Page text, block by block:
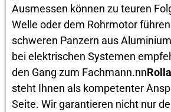
Ausmessen können zu teuren
Welle oder dem Rohrmotor
schweren Panzern aus
bei elektrischen Systemen
den Gang zum Fachmann.nn
steht Ihnen als kompetenter
Seite. Wir garantieren nicht nur